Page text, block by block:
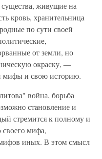
живущие на
кровь, хранительница
по сути своей
от земли, но
окраску, —
мифы и свою историю.
война, борьба
становление и
стремится к полному и
мифа,
иных. В этом смысл